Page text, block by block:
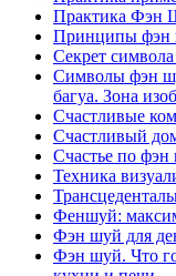
Практика Фэн
Принципы фэн
Секрет
Символы фэн
багуа. Зона
Счастливые
Счастливый
Счастье по
Техника
Феншуй:
Фэн шуй для
Фэн шуй. Что